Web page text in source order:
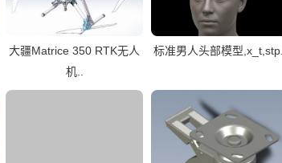
大疆Matrice 350 RTK无人
机..
标准男人头部模型,x_t,stp..